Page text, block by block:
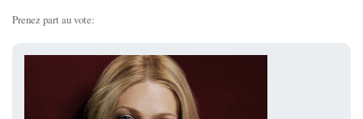
Prenez part au vote: